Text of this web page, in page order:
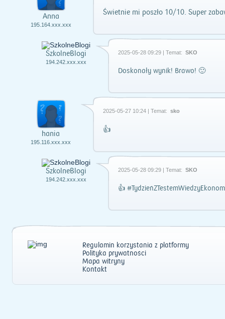
Anna
195.164.xxx.xxx
Świetnie mi poszło 10/10. Super
SzkolneBlogi
194.242.xxx.xxx
2025-05-28 09:29 | Temat: SKO
Doskonały wynik! Brawo! 🙂
hania
195.116.xxx.xxx
2025-05-27 10:24 | Temat: sko
👍
SzkolneBlogi
194.242.xxx.xxx
2025-05-28 09:29 | Temat: SKO
👍
Regulamin korzystania z platformy
Polityka prywatności
Mapa witryny
Kontakt